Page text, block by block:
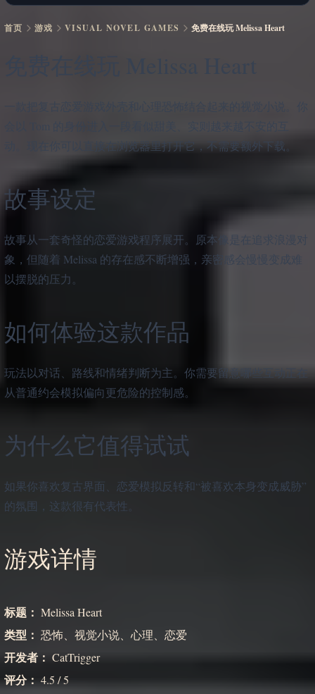
首页 游戏 VISUAL NOVEL GAMES 免费在线玩 Melissa Heart
动。现在你可以直接在浏览器里打开它，不需要额外下载。
故事设定
故事从一套奇怪的恋爱游戏程序展开。原本像是在追求浪漫对
象，但随着 Melissa 的存在感不断增强，亲密感会慢慢变成难
以摆脱的压力。
如何体验这款作品
玩法以对话、路线和情绪判断为主。你需要留意哪些互动正在
从普通约会模拟偏向更危险的控制感。
为什么它值得试试
如果你喜欢复古界面、恋爱模拟反转和“被喜欢本身变成威胁”
的氛围，这款很有代表性。
游戏详情
标题： Melissa Heart
类型： 恐怖、视觉小说、心理、恋爱
开发者： CatTrigger
评分： 4.5 / 5